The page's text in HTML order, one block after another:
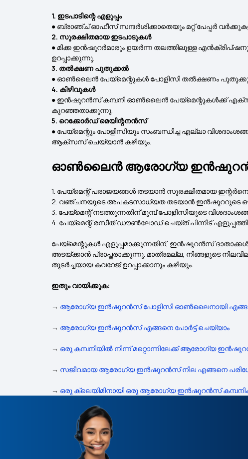
1. ഇടപാടിന്റെ എളുപ്പം
● ബ്രാഞ്ച് ഓഫീസ് സന്ദർശിക്കാതെയും മറ്റ് പേപ്പർ
2. സുരക്ഷിതമായ ഇടപാടുകൾ
● മിക്ക ഇൻഷുറർമാരും ഉയർന്ന തലത്തിലുള്ള
ഉറപ്പാക്കുന്നു.
3. തൽക്ഷണ പുതുക്കൽ
● ഓൺലൈൻ പേയ്‌മെന്റുകൾ പോളിസി തൽക്ഷണം
4. കിഴിവുകൾ
● ഇൻഷുറൻസ് കമ്പനി ഓൺലൈൻ പേയ്‌മെന്റുകൾക്ക്
കുറഞ്ഞതാക്കുന്നു.
5. റെക്കോർഡ് മെയിന്റനൻസ്
● പേയ്‌മെന്റും പോളിസിയും സംബന്ധിച്ച എല്ലാ
ആക്‌സസ് ചെയ്യാൻ കഴിയും.
ഓൺലൈൻ ആരോഗ്യ ഇൻഷുറൻസ്
1. പേയ്‌മെന്റ് പരാജയങ്ങൾ തടയാൻ സുരക്ഷിതമായ
2. വഞ്ചനയുടെ അപകടസാധ്യത തടയാൻ ഇൻഷുററുടെ
3. പേയ്‌മെന്റ് നടത്തുന്നതിന് മുമ്പ് പോളിസിയുടെ
4. പേയ്‌മെന്റ് രസീത് ഡൗൺലോഡ് ചെയ്‌ത് പിന്നീട്
പേയ്‌മെന്റുകൾ എളുപ്പമാക്കുന്നതിന്, ഇൻഷുറൻസ്
അടയ്ക്കാൻ പ്രാപ്തരാക്കുന്നു. മാത്രമല്ല, നിങ്ങളുടെ
തുടർച്ചയായ കവറേജ് ഉറപ്പാക്കാനും കഴിയും.
ഇതും വായിക്കുക:
→ ആരോഗ്യ ഇൻഷുറൻസ് പോളിസി ഓൺലൈനായി
→ ആരോഗ്യ ഇൻഷുറൻസ് എങ്ങനെ പോർട്ട് ചെയ്യാം
→ ഒരു കമ്പനിയിൽ നിന്ന് മറ്റൊന്നിലേക്ക് ആരോഗ്യ
→ സജീവമായ ആരോഗ്യ ഇൻഷുറൻസ് നില എങ്ങനെ
→ ഒരു ക്ലെയിമിനായി ഒരു ആരോഗ്യ ഇൻഷുറൻസ്